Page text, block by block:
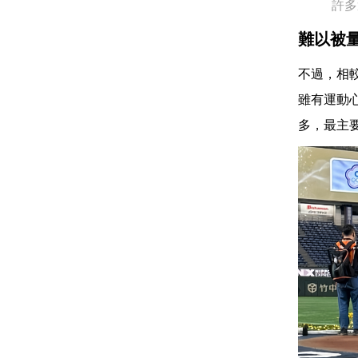
許
難以被
不過，相
雖有運動
多，最主